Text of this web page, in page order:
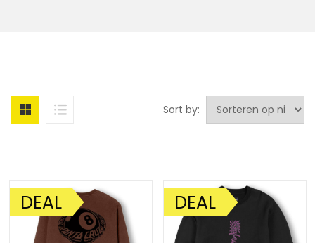
Sort by:
AANBIEDING!
DEAL AANBIEDING!
DEAL